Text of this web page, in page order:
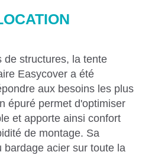
de structures, la tente
Easycover a été
aux besoins les plus
épuré permet d'optimiser
et apporte ainsi confort
de montage. Sa
bardage acier sur toute la